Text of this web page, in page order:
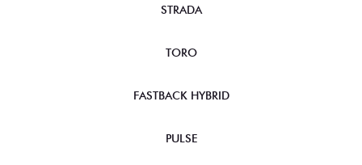
STRADA
TORO
FASTBACK HYBRID
PULSE